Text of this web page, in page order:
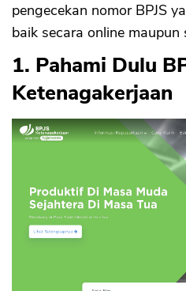
pengecekan nomor BPJS
baik secara online maupun
1. Pahami Dulu
Ketenagakerjaan